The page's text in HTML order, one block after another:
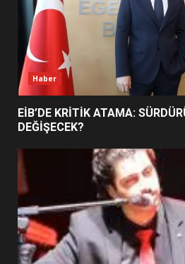
6
BURHANİYE
TURNUVASI
DEĞİŞTİRİYOR?
BURHANİYE
YENİ
Haber
EİB’DE KRİTİK ATAMA:
DEĞİŞECEK?